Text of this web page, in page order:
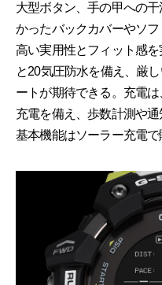
大型ボタン、手の甲への
かったバックカバーやソフ
高い実用性とフィット感
と20気圧防水を備え、厳
ートが期待できる。充電
充電を備え、歩数計測や
基本機能はソーラー充電で